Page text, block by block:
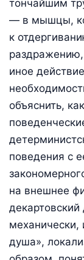
тончайшим
— в мышцы,
к
раздражению,
иное
объяснить,
поведения с
на внешнее
душа»,